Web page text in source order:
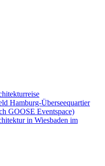
Hamburg-Überseequartier
GOOSE Eventspace)
in Wiesbaden im